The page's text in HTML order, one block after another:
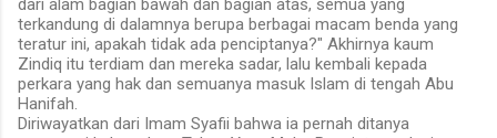
terkandung di dalamnya berupa berbagai macam benda yang
teratur ini, apakah tidak ada penciptanya?" Akhirnya kaum
Zindiq itu terdiam dan mereka sadar, lalu kembali kepada
perkara yang hak dan semuanya masuk Islam di tengah Abu
Hanifah.
Diriwayatkan dari Imam Syafii bahwa ia pernah ditanya